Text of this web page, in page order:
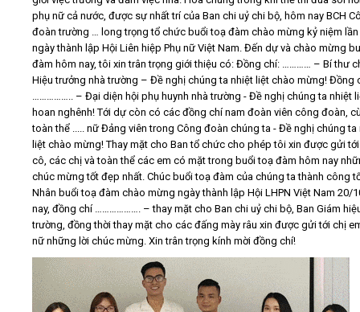
phụ nữ cả nước, được sự nhất trí của Ban chi uỷ chi bộ, hôm nay BCH
đoàn trường … long trọng tổ chức buổi toạ đàm chào mừng kỷ niệm
ngày thành lập Hội Liên hiệp Phụ nữ Việt Nam. Đến dự và chào mừng
đàm hôm nay, tôi xin trân trọng giới thiệu có: Đồng chí: ………… – Bí thư
Hiệu trưởng nhà trường – Đề nghị chúng ta nhiệt liệt chào mừng! Đồng
…………….. – Đại diện hội phụ huynh nhà trường - Đề nghị chúng ta nhiệt
hoan nghênh! Tới dự còn có các đồng chí nam đoàn viên công đoàn,
toàn thể ..... nữ Đảng viên trong Công đoàn chúng ta - Đề nghị chúng ta
liệt chào mừng! Thay mặt cho Ban tổ chức cho phép tôi xin được gửi
cô, các chị và toàn thể các em có mặt trong buổi toạ đàm hôm nay
chúc mừng tốt đẹp nhất. Chúc buổi toạ đàm của chúng ta thành công
Nhân buổi toạ đàm chào mừng ngày thành lập Hội LHPN Việt Nam 20/
nay, đồng chí ………………. – thay mặt cho Ban chi uỷ chi bộ, Ban Giám
trường, đồng thời thay mặt cho các đấng mày râu xin được gửi tới chị
nữ những lời chúc mừng. Xin trân trọng kính mời đồng chí!